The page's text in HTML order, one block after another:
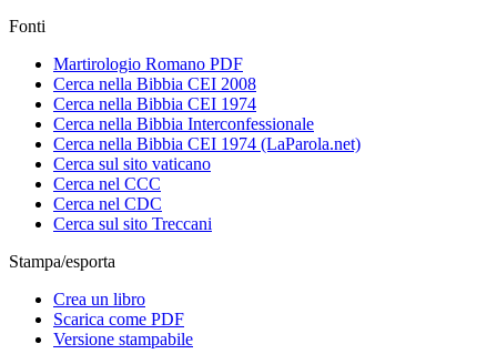
Fonti
Martirologio Romano PDF
Cerca nella Bibbia CEI 2008
Cerca nella Bibbia CEI 1974
Cerca nella Bibbia Interconfessionale
Cerca nella Bibbia CEI 1974 (LaParola.net)
Cerca sul sito vaticano
Cerca nel CCC
Cerca nel CDC
Cerca sul sito Treccani
Stampa/esporta
Crea un libro
Scarica come PDF
Versione stampabile